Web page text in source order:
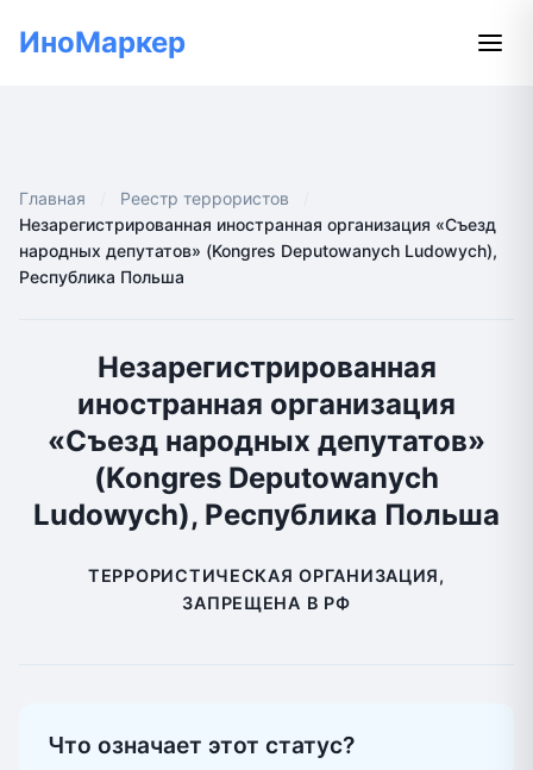
ИноМаркер
Главная
Реестр террористов
Незарегистрированная иностранная организация «Съезд
народных депутатов» (Kongres Deputowanych Ludowych),
Республика Польша
Незарегистрированная
иностранная организация
«Съезд народных депутатов»
(Kongres Deputowanych
Ludowych), Республика Польша
ТЕРРОРИСТИЧЕСКАЯ ОРГАНИЗАЦИЯ,
ЗАПРЕЩЕНА В РФ
Что означает этот статус?